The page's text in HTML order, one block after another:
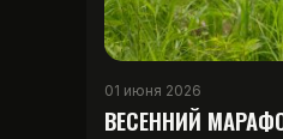
01 июня 2026
ВЕСЕННИЙ